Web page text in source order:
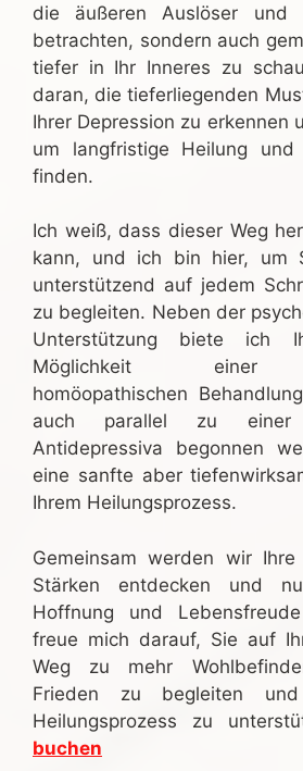
die äußeren Auslöser und
betrachten, sondern auch
tiefer in Ihr Inneres zu
daran, die tieferliegenden
Ihrer Depression zu erkennen
um langfristige Heilung und
finden.
Ich weiß, dass dieser Weg
kann, und ich bin hier, um
unterstützend auf jedem
zu begleiten. Neben der
Unterstützung biete ich
Möglichkeit einer
homöopathischen
auch parallel zu einer
Antidepressiva begonnen
eine sanfte aber
Ihrem Heilungsprozess.
Gemeinsam werden wir Ihre
Stärken entdecken und
Hoffnung und
freue mich darauf, Sie auf
Weg zu mehr
Frieden zu begleiten
Heilungsprozess zu
buchen